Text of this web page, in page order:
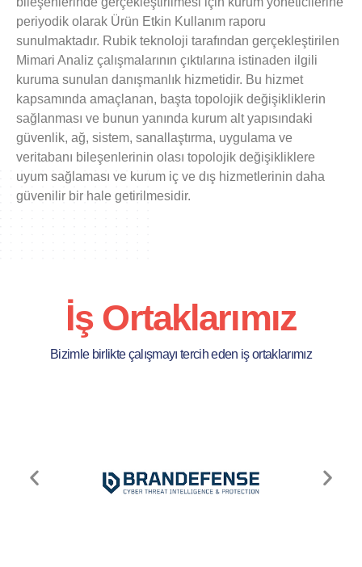
periyodik olarak Ürün Etkin Kullanım raporu
sunulmaktadır. Rubik teknoloji tarafından gerçekleştirilen
Mimari Analiz çalışmalarının çıktılarına istinaden ilgili
kuruma sunulan danışmanlık hizmetidir. Bu hizmet
kapsamında amaçlanan, başta topolojik değişikliklerin
sağlanması ve bunun yanında kurum alt yapısındaki
güvenlik, ağ, sistem, sanallaştırma, uygulama ve
veritabanı bileşenlerinin olası topolojik değişikliklere
uyum sağlaması ve kurum iç ve dış hizmetlerinin daha
güvenilir bir hale getirilmesidir.
İş Ortaklarımız
Bizimle birlikte çalışmayı tercih eden iş ortaklarımız